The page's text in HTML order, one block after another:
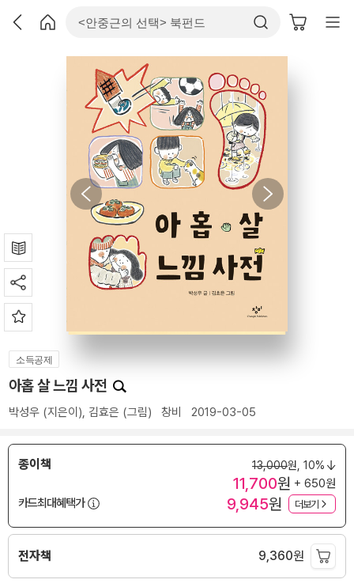
소득공제
아홉 살 느낌 사전
박성우 (지은이), 김효은 (그림) 창비 2019-03-05
종이책 13,000원, 10%
11,700원 + 650원
카드최대혜택가
9,945원 더보기
전자책 9,360원